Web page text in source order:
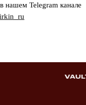
нашем Telegram канале